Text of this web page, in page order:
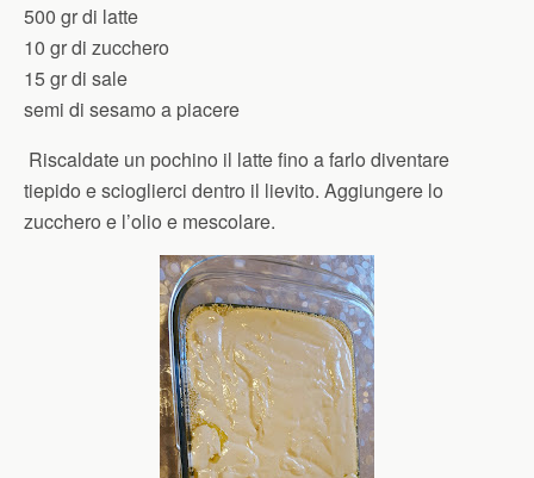
500 gr di latte
10 gr di zucchero
15 gr di sale
semi di sesamo a piacere
Riscaldate un pochino il latte fino a farlo diventare
tiepido e scioglierci dentro il lievito. Aggiungere lo
zucchero e l’olio e mescolare.